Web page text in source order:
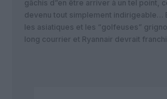
gâchis d”en être arriver à un tel point,
devenu tout simplement indirigeable…
les asiatiques et les “golfeuses”
long courrier et Ryannair devrait